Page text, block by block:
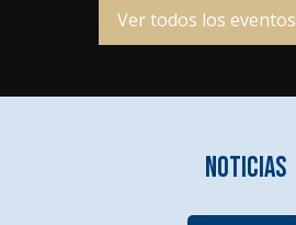
Ver todos los eventos
Noticias